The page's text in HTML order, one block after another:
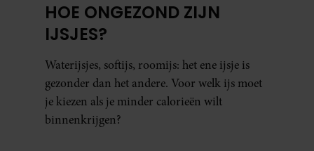
HOE ONGEZOND ZIJN
IJSJES?
Waterijsjes, softijs, roomijs: het ene ijsje is
gezonder dan het andere. Voor welk ijs moet
je kiezen als je minder calorieën wilt
binnenkrijgen?